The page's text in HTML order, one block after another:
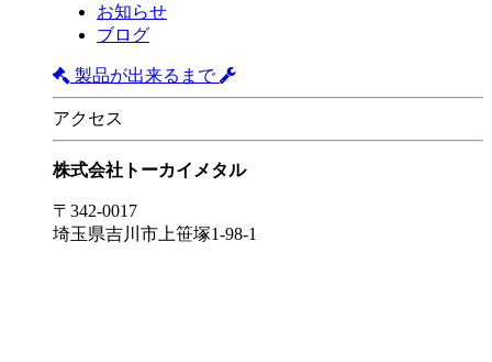
お知らせ
ブログ
製品が出来るまで
アクセス
株式会社トーカイメタル
〒342-0017
埼玉県吉川市上笹塚1-98-1